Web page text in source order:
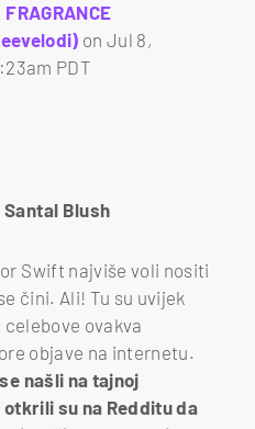
onJul 8,
PDT
Blush
Swift najviše voli nositi
čini. Ali! Tu su uvijek
ovakva
objave na internetu.
našli na tajnoj
su na Redditu da